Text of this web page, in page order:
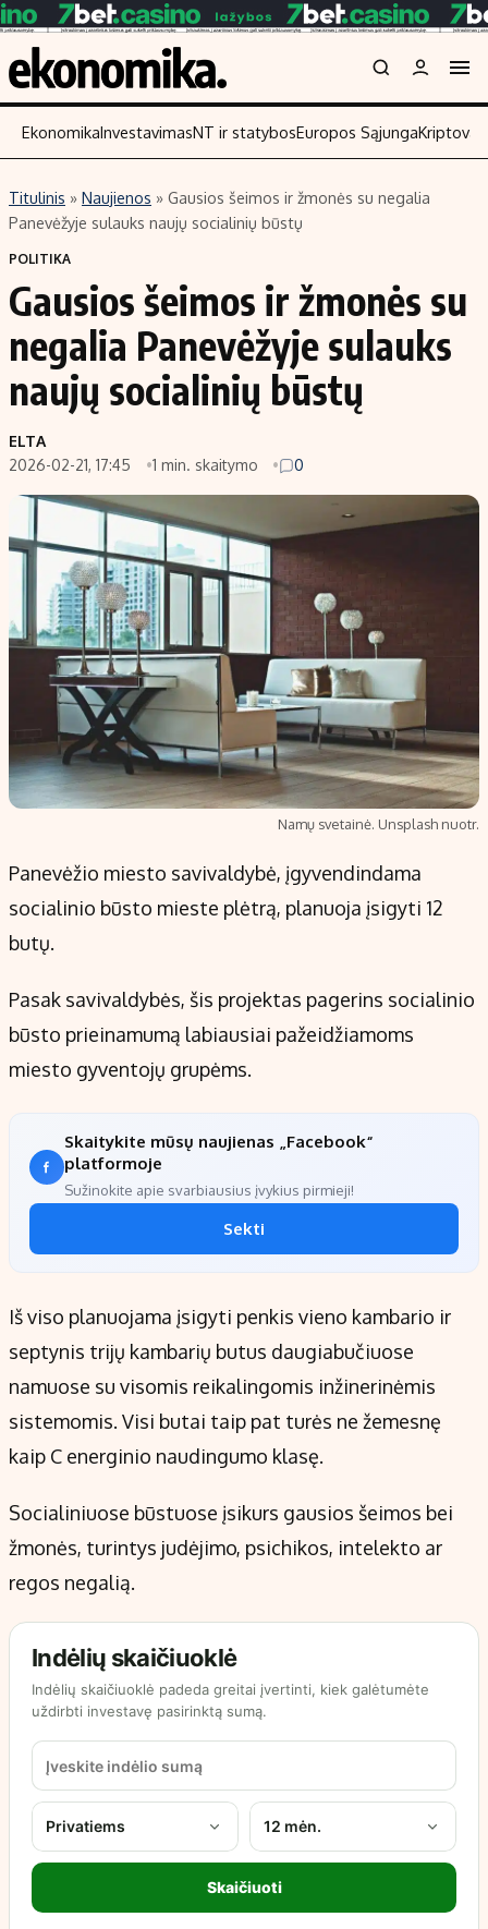
Turinys
Naujienos
Aplinka
Energetika
Ekonomika
NT ir statybos
Skaitykite
Įmonės
Žemės ūkis
Technologijos
Laisvalaikis
Populiarios temos
Investavimas
Akcijų rinka
Saulės elektrinės
Kriptovaliutos
Infliacija
Migracija
Titulinis
Nedarbo išmokos skaičiuoklė
Indėlių skaičiuoklė
Būsto finansai
Įdomios naujienos
Redakcija
Redakcijos politika
Privatumo politika
Turinio žymėjimo taisyklės
Indėlių palūkanos
EkonomikaInvestavimasNT ir statybosEuropos Sąjunga
Titulinis » Naujienos » Gausios šeimos ir žmonės su negalia
Panevėžyje sulauks naujų socialinių būstų
POLITIKA
Gausios šeimos ir žmonės su
negalia Panevėžyje sulauks
naujų socialinių būstų
ELTA
2026-02-21, 17:45
1 min. skaitymo 0
Namų svetainė. Unsplash nuotr.
Panevėžio miesto savivaldybė, įgyvendindama
socialinio būsto mieste plėtrą, planuoja įsigyti 12
butų.
Pasak savivaldybės, šis projektas pagerins socialinio
būsto prieinamumą labiausiai pažeidžiamoms
miesto gyventojų grupėms.
Skaitykite mūsų naujienas „Facebook“
platformoje
Sužinokite apie svarbiausius įvykius pirmieji!
Sekti
Iš viso planuojama įsigyti penkis vieno kambario ir
septynis trijų kambarių butus daugiabučiuose
namuose su visomis reikalingomis inžinerinėmis
sistemomis. Visi butai taip pat turės ne žemesnę
kaip C energinio naudingumo klasę.
Socialiniuose būstuose įsikurs gausios šeimos bei
žmonės, turintys judėjimo, psichikos, intelekto ar
regos negalią.